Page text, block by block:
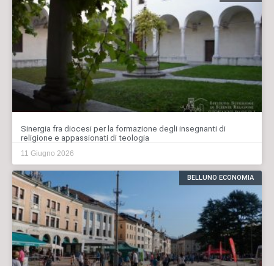
Sinergia fra diocesi per la formazione degli insegnanti di
religione e appassionati di teologia
11 Giugno 2026
BELLUNO ECONOMIA